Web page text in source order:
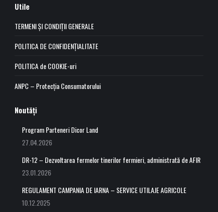
opens
in
window
in
window
in
window
in
window
Utile
TERMENI ȘI CONDIȚII GENERALE
POLITICA DE CONFIDENȚIALITATE
POLITICA de COOKIE-uri
ANPC – Protecția Consumatorului
Noutăți
Program Parteneri Dicor Land
27.04.2026
DR-12 – Dezvoltarea fermelor tinerilor fermieri, administrată de AFIR
23.01.2026
REGULAMENT CAMPANIA DE IARNA – SERVICE UTILAJE AGRICOLE
10.12.2025